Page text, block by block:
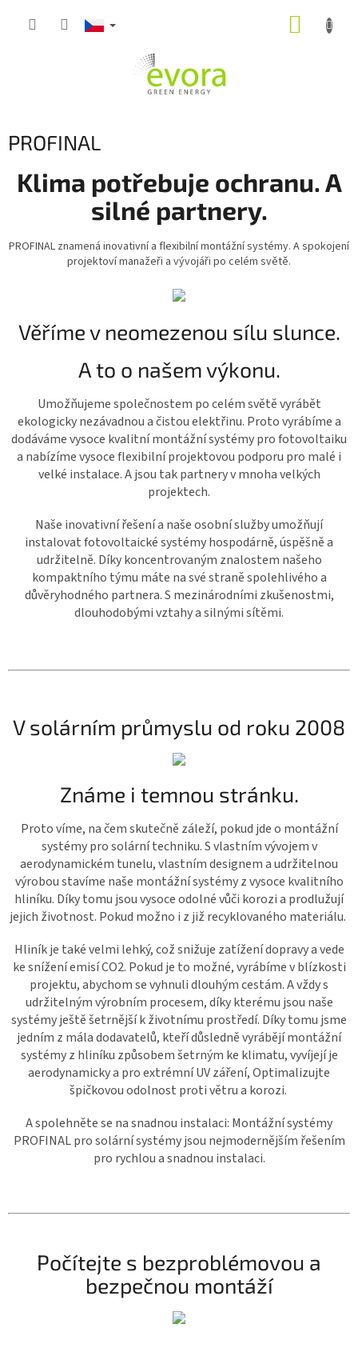
PROFINAL
Klima potřebuje ochranu. A
silné partnery.
PROFINAL znamená inovativní a flexibilní montážní systémy. A spokojení
projektoví manažeři a vývojáři po celém světě.
Věříme v neomezenou sílu slunce.
A to o našem výkonu.
Umožňujeme společnostem po celém světě vyrábět
ekologicky nezávadnou a čistou elektřinu. Proto vyrábíme a
dodáváme vysoce kvalitní montážní systémy pro fotovoltaiku
a nabízíme vysoce flexibilní projektovou podporu pro malé i
velké instalace. A jsou tak partnery v mnoha velkých
projektech.
Naše inovativní řešení a naše osobní služby umožňují
instalovat fotovoltaické systémy hospodárně, úspěšně a
udržitelně. Díky koncentrovaným znalostem našeho
kompaktního týmu máte na své straně spolehlivého a
důvěryhodného partnera. S mezinárodními zkušenostmi,
dlouhodobými vztahy a silnými sítěmi.
V solárním průmyslu od roku 2008
Známe i temnou stránku.
Proto víme, na čem skutečně záleží, pokud jde o montážní
systémy pro solární techniku. S vlastním vývojem v
aerodynamickém tunelu, vlastním designem a udržitelnou
výrobou stavíme naše montážní systémy z vysoce kvalitního
hliníku. Díky tomu jsou vysoce odolné vůči korozi a prodlužují
jejich životnost. Pokud možno i z již recyklovaného materiálu.
Hliník je také velmi lehký, což snižuje zatížení dopravy a vede
ke snížení emisí CO2. Pokud je to možné, vyrábíme v blízkosti
projektu, abychom se vyhnuli dlouhým cestám. A vždy s
udržitelným výrobním procesem, díky kterému jsou naše
systémy ještě šetrnější k životnímu prostředí. Díky tomu jsme
jedním z mála dodavatelů, kteří důsledně vyrábějí montážní
systémy z hliníku způsobem šetrným ke klimatu, vyvíjejí je
aerodynamicky a pro extrémní UV záření, Optimalizujte
špičkovou odolnost proti větru a korozi.
A spolehněte se na snadnou instalaci: Montážní systémy
PROFINAL pro solární systémy jsou nejmodernějším řešením
pro rychlou a snadnou instalaci.
Počítejte s bezproblémovou a
bezpečnou montáží